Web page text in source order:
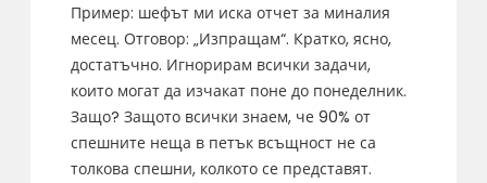
Пример: шефът ми иска отчет за миналия
месец. Отговор: „Изпращам“. Кратко, ясно,
достатъчно. Игнорирам всички задачи,
които могат да изчакат поне до понеделник.
Защо? Защото всички знаем, че 90% от
спешните неща в петък всъщност не са
толкова спешни, колкото се представят.